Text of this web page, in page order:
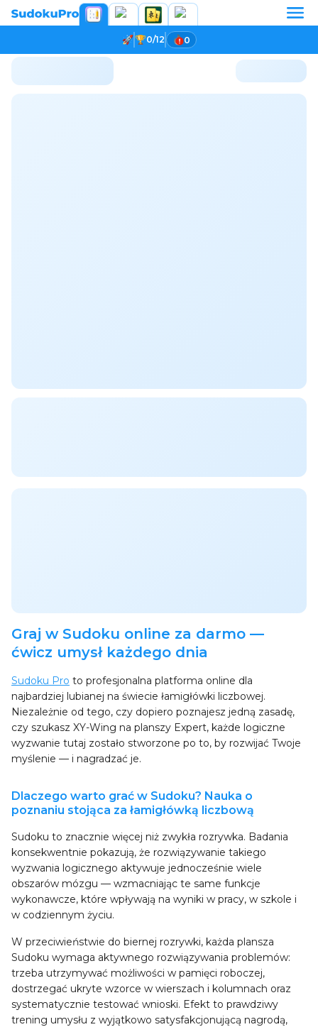
0/12 0
Graj w Sudoku online za darmo —
ćwicz umysł każdego dnia
Sudoku Pro to profesjonalna platforma online dla
najbardziej lubianej na świecie łamigłówki liczbowej.
Niezależnie od tego, czy dopiero poznajesz jedną zasadę,
czy szukasz XY-Wing na planszy Expert, każde logiczne
wyzwanie tutaj zostało stworzone po to, by rozwijać Twoje
myślenie — i nagradzać je.
Dlaczego warto grać w Sudoku? Nauka o
poznaniu stojąca za łamigłówką liczbową
Sudoku to znacznie więcej niż zwykła rozrywka. Badania
konsekwentnie pokazują, że rozwiązywanie takiego
wyzwania logicznego aktywuje jednocześnie wiele
obszarów mózgu — wzmacniając te same funkcje
wykonawcze, które wpływają na wyniki w pracy, w szkole i
w codziennym życiu.
W przeciwieństwie do biernej rozrywki, każda plansza
Sudoku wymaga aktywnego rozwiązywania problemów:
trzeba utrzymywać możliwości w pamięci roboczej,
dostrzegać ukryte wzorce w wierszach i kolumnach oraz
systematycznie testować wnioski. Efekt to prawdziwy
trening umysłu z wyjątkowo satysfakcjonującą nagrodą,